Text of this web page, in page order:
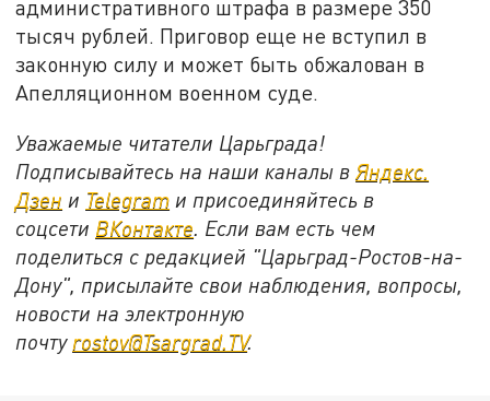
административного штрафа в размере 350
тысяч рублей. Приговор еще не вступил в
законную силу и может быть обжалован в
Апелляционном военном суде.
Уважаемые читатели Царьграда!
Подписывайтесь на наши каналы вЯндекс.
Дзен и Telegram и присоединяйтесь в
соцсети ВКонтакте. Если вам есть чем
поделиться с редакцией "Царьград-Ростов-на-
Дону", присылайте свои наблюдения, вопросы,
новости на электронную
почту rostov@Tsargrad.ТV.